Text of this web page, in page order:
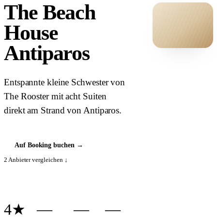
The Beach
House
Antiparos
Entspannte kleine Schwester von
The Rooster mit acht Suiten
direkt am Strand von Antiparos.
Auf Booking buchen→
2 Anbieter vergleichen ↓
4★ — — —